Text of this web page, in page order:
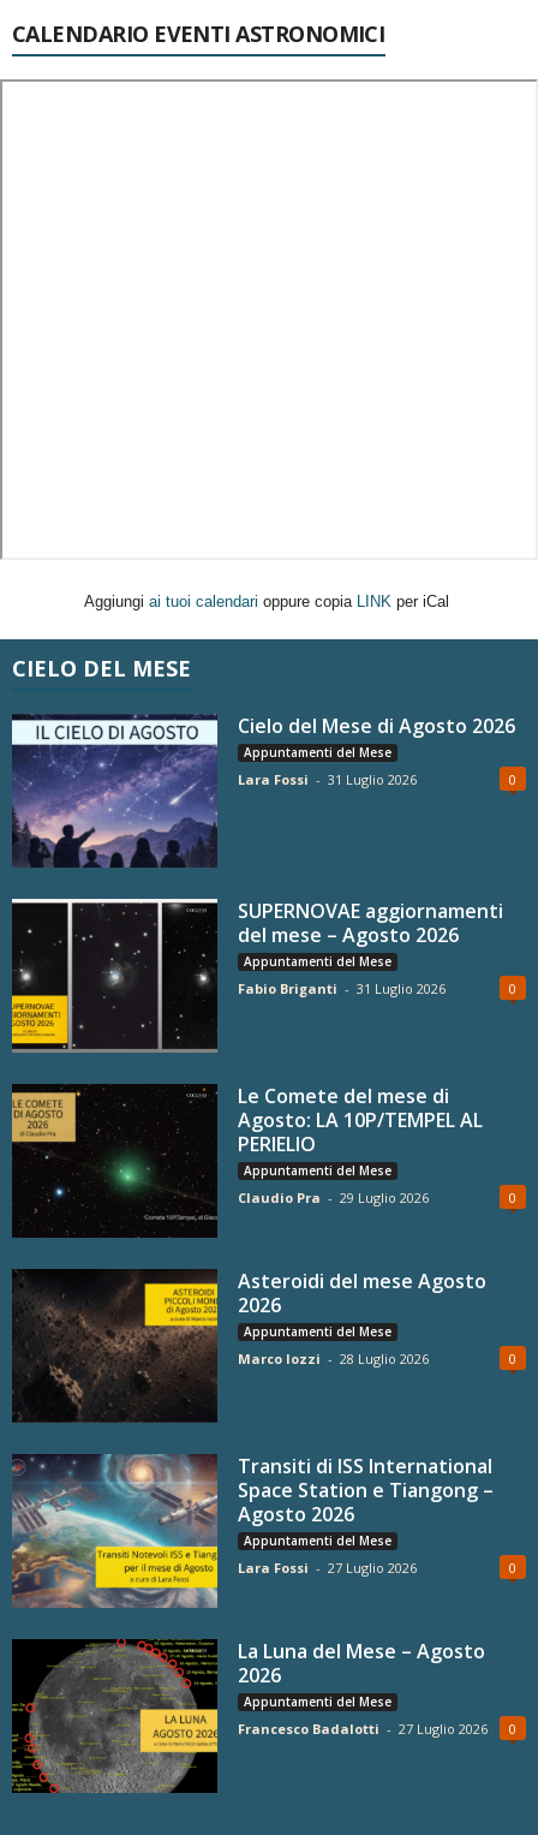
CALENDARIO EVENTI ASTRONOMICI
Aggiungi ai tuoi calendari oppure copia LINK per iCal
CIELO DEL MESE
Cielo del Mese di Agosto 2026
Appuntamenti del Mese
Lara Fossi - 31 Luglio 2026 0
SUPERNOVAE aggiornamenti
del mese – Agosto 2026
Appuntamenti del Mese
Fabio Briganti - 31 Luglio 2026 0
Le Comete del mese di
Agosto: LA 10P/TEMPEL AL
PERIELIO
Appuntamenti del Mese
Claudio Pra - 29 Luglio 2026 0
Asteroidi del mese Agosto
2026
Appuntamenti del Mese
Marco Iozzi - 28 Luglio 2026 0
Transiti di ISS International
Space Station e Tiangong –
Agosto 2026
Appuntamenti del Mese
Lara Fossi - 27 Luglio 2026 0
La Luna del Mese – Agosto
2026
Appuntamenti del Mese
Francesco Badalotti - 27 Luglio 2026 0